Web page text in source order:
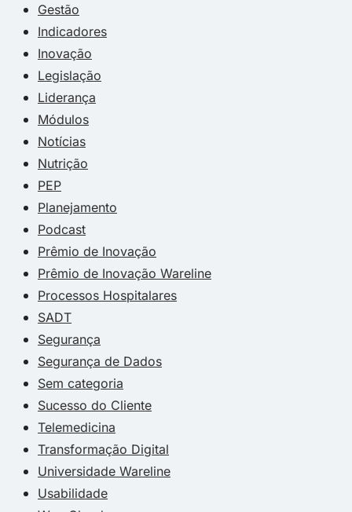
Gestão
Indicadores
Inovação
Legislação
Liderança
Módulos
Notícias
Nutrição
PEP
Planejamento
Podcast
Prêmio de Inovação
Prêmio de Inovação Wareline
Processos Hospitalares
SADT
Segurança
Segurança de Dados
Sem categoria
Sucesso do Cliente
Telemedicina
Transformação Digital
Universidade Wareline
Usabilidade